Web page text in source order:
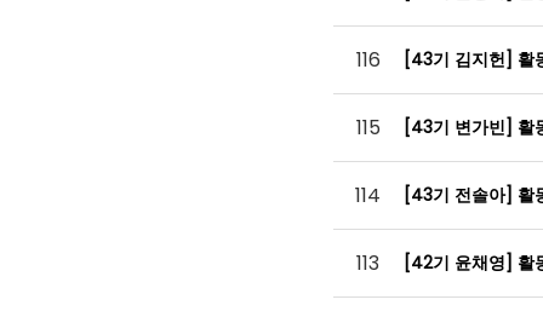
116 [43기 김지헌] 활
115 [43기 변가빈] 활
114 [43기 전솔아] 활
113 [42기 윤채영] 활